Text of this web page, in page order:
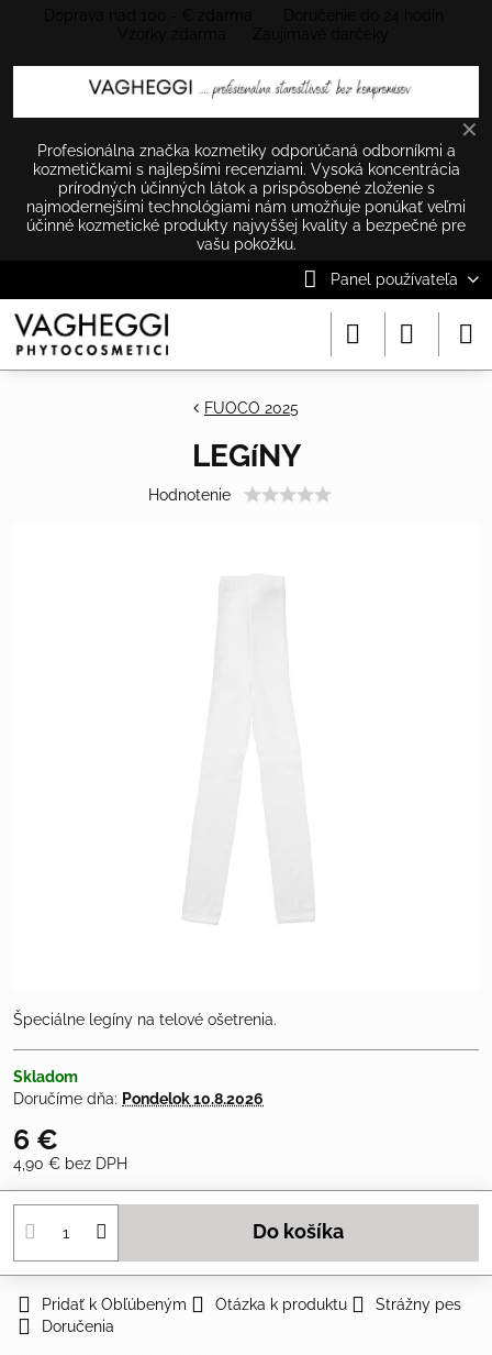
✕
Profesionálna značka kozmetiky odporúčaná odborníkmi a
kozmetičkami s najlepšími recenziami. Vysoká koncentrácia
prírodných účinných látok a prispôsobené zloženie s
najmodernejšími technológiami nám umožňuje ponúkať veľmi
účinné kozmetické produkty najvyššej kvality a bezpečné pre
vašu pokožku.
Panel používateľa
FUOCO 2025
LEGíNY
Hodnotenie
Špeciálne legíny na telové ošetrenia.
Skladom
Doručíme dňa: Pondelok10.8.2026
6 €
4,90 € bez DPH
Do košíka
Pridať k Obľúbeným Otázka k produktu
Strážny pes
Doručenia